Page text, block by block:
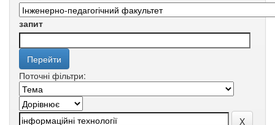
запит
Поточні фільтри: